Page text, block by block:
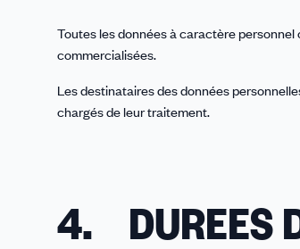
Toutes les données à caractère
commercialisées.
Les destinataires des données
chargés de leur traitement.
4. DUREES